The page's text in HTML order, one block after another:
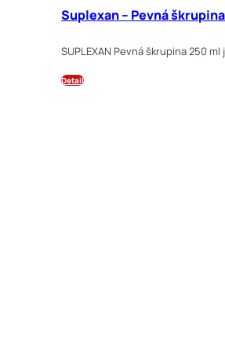
Suplexan – Pevná škrupina
SUPLEXAN Pevná škrupina 250
Detail